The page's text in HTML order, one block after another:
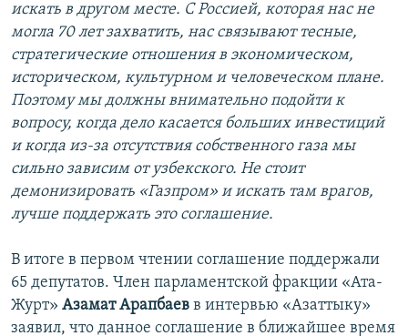
искать в другом месте. С Россией, которая нас не
могла 70 лет захватить, нас связывают тесные,
стратегические отношения в экономическом,
историческом, культурном и человеческом плане.
Поэтому мы должны внимательно подойти к
вопросу, когда дело касается больших инвестиций
и когда из-за отсутствия собственного газа мы
сильно зависим от узбекского. Не стоит
демонизировать «Газпром» и искать там врагов,
лучше поддержать это соглашение.
В итоге в первом чтении соглашение поддержали
65 депутатов. Член парламентской фракции «Ата-
Журт» Азамат Арапбаев в интервью «Азаттыку»
заявил, что данное соглашение в ближайшее время